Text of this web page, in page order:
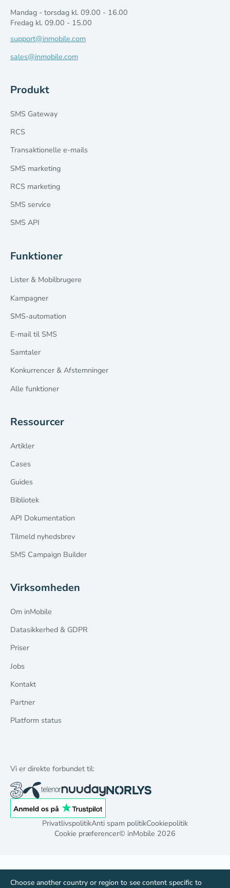
Choose another country or region to see content specific to
Mandag - torsdag kl. 09.00 - 16.00
Fredag kl. 09.00 - 15.00
support@inmobile.com
sales@inmobile.com
Produkt
SMS Gateway
RCS
Transaktionelle e-mails
SMS marketing
RCS marketing
SMS service
SMS API
Funktioner
Lister & Mobilbrugere
Kampagner
SMS-automation
E-mail til SMS
Samtaler
Konkurrencer & Afstemninger
Alle funktioner
Ressourcer
Artikler
Cases
Guides
Bibliotek
API Dokumentation
Tilmeld nyhedsbrev
SMS Campaign Builder
Virksomheden
Om inMobile
Datasikkerhed & GDPR
Priser
Jobs
Kontakt
Partner
Platform status
PrivatlivspolitikAnti spam politikCookiepolitik
Cookie præferencer© inMobile 2026
Vi er direkte forbundet til: